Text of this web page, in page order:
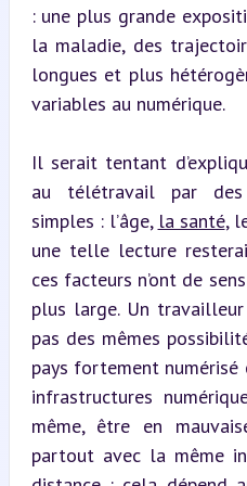
: une plus grande
la maladie, des
longues et plus
variables au numérique.
Il serait tentant
au télétravail par des
simples : l’âge, la santé,
une telle lecture
ces facteurs n’ont de
plus large. Un
pas des mêmes
pays fortement numérisé
infrastructures
même, être en
partout avec la même